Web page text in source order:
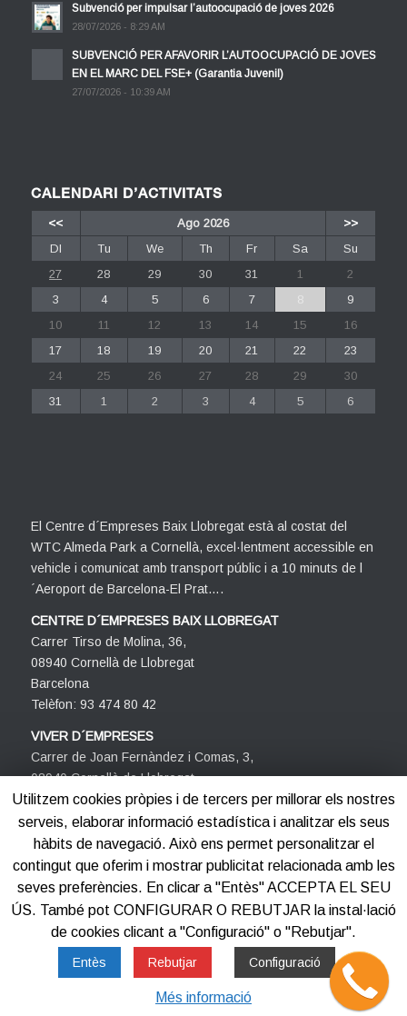
Subvenció per impulsar l’autoocupació de joves 2026
28/07/2026 - 8:29 AM
SUBVENCIÓ PER AFAVORIR L’AUTOOCUPACIÓ DE JOVES
EN EL MARC DEL FSE+ (Garantia Juvenil)
27/07/2026 - 10:39 AM
CALENDARI D’ACTIVITATS
<< Ago 2026
>>
Dl
Tu We Th Fr Sa
Su
27
28 29 30 31 1
2
3
4 5 6 7 8
9
10
11 12 13 14 15
16
17
18 19 20 21 22
23
24
25 26 27 28 29
30
31
1 2 3 4 5 6
El Centre d´Empreses Baix Llobregat està al costat del
WTC Almeda Park a Cornellà, excel·lentment accessible en
vehicle i comunicat amb transport públic i a 10 minuts de l
´Aeroport de Barcelona-El Prat….
CENTRE D´EMPRESES BAIX LLOBREGAT
Carrer Tirso de Molina, 36,
08940 Cornellà de Llobregat
Barcelona
Telèfon: 93 474 80 42
VIVER D´EMPRESES
Carrer de Joan Fernàndez i Comas, 3,
08940 Cornellà de Llobregat
Barcelona
Telèfon: 93 474 80 42
©2012-2025 Centre d'Empreses PROCORNELLÀ
Política de privacitat Política de cookies
Utilitzem cookies pròpies i de tercers per millorar els nostres
serveis, elaborar informació estadística i analitzar els seus
hàbits de navegació. Això ens permet personalitzar el
contingut que oferim i mostrar publicitat relacionada amb les
seves preferències. En clicar a "Entès" ACCEPTA EL SEU
ÚS. També pot CONFIGURAR O REBUTJAR la instal·lació
de cookies clicant a "Configuració" o "Rebutjar".
Entès Rebutjar Configuració
Més informació